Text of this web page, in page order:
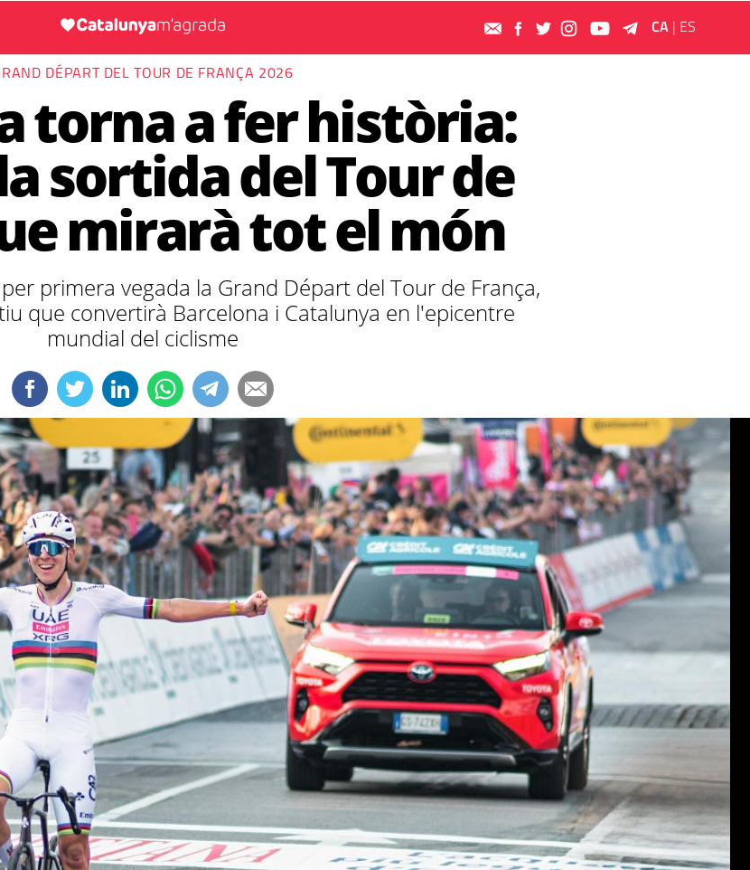
CA | ES
DÉPART DEL TOUR DE FRANÇA 2026
torna a fer història:
sortida del Tour de
mirarà tot el món
primera vegada la Grand Départ del Tour de França,
que convertirà Barcelona i Catalunya en l'epicentre
mundial del ciclisme